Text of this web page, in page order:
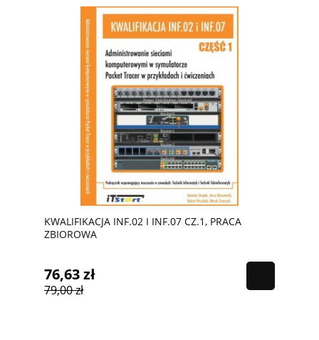
KWALIFIKACJA INF.02 I INF.07 CZ.1, PRACA
ZBIOROWA
76,63 zł
79,00 zł